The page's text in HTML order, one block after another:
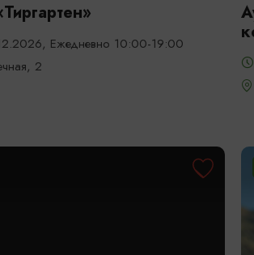
Ежедневно 10:00-19:00
2